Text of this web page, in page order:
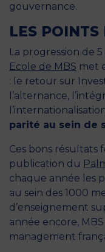
gouvernance.
LES POINTS
La progression de
Ecole de MBS met
: le retour sur
l’alternance,
parité au sein de
Ces bons résultats
publication du
chaque année les
au sein des 1000
d’enseignement
année encore,
management